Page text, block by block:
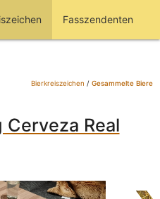
Fasszendenten
Bierkreiszeichen / Gesammelte Biere
Real